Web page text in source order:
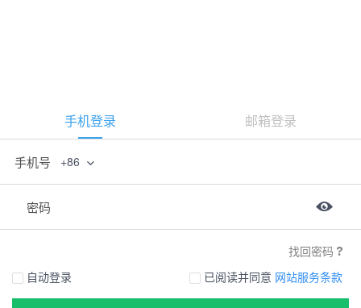
手机登录 邮箱登录
手机号 +86
密码
找回密码
自动登录
已阅读并同意 网站服务条款